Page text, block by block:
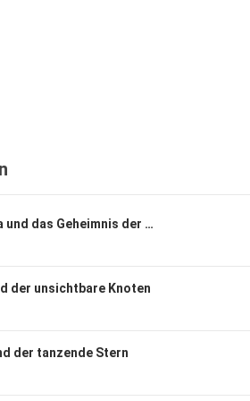
#2172 Paulina und das Geheimnis der Brücke
der unsichtbare Knoten
der tanzende Stern